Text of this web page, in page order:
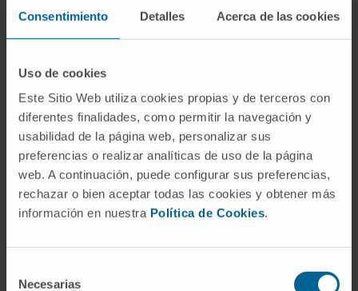
Consentimiento Detalles Acerca de las cookies
Uso de cookies
Este Sitio Web utiliza cookies propias y de terceros con
diferentes finalidades, como permitir la navegación y
usabilidad de la página web, personalizar sus
preferencias o realizar analíticas de uso de la página
web. A continuación, puede configurar sus preferencias,
rechazar o bien aceptar todas las cookies y obtener más
información en nuestra Política de Cookies.
Necesarias
articulaciones- y, por el otro, la que se manifiesta
hormonales que alteran el metabolismo y el sistema
inmune.
El trabajo, que ha partido de unmetaanálisis de
resultados de ensayos clínicos realizados
para el abordaje de la obesidad, reconoce
esta enfermedad como una patología
crónica, basada en la adiposidad y con
multidisciplinaria, al igual que la diabetes o la